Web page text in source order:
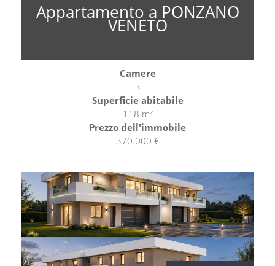
Appartamento a PONZANO
VENETO
Camere
3
Superficie abitabile
118 m²
Prezzo dell'immobile
370.000 €